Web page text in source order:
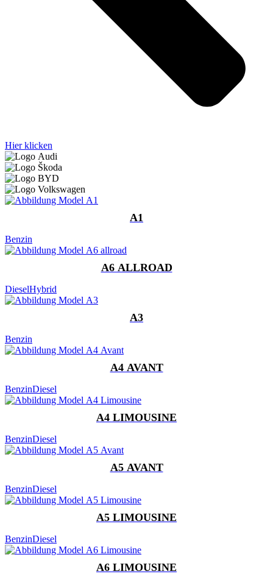
Hier klicken
A1
Benzin
A6 ALLROAD
DieselHybrid
A3
Benzin
A4 AVANT
BenzinDiesel
A4 LIMOUSINE
BenzinDiesel
A5 AVANT
BenzinDiesel
A5 LIMOUSINE
BenzinDiesel
A6 LIMOUSINE